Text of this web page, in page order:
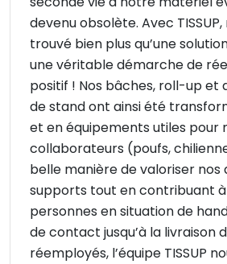
devenu obsolète. Avec
trouvé bien plus qu’une
une véritable démarche de
positif ! Nos bâches, roll-up et
de stand ont ainsi été
et en équipements utiles pour
collaborateurs (poufs,
belle manière de valoriser nos
supports tout en contribuant à
personnes en situation de
de contact jusqu’à la livraison
réemployés, l’équipe TISSUP